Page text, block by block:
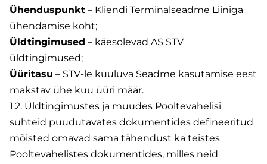
Ühenduspunkt – Kliendi Terminalseadme Liiniga
ühendamise koht;
Üldtingimused – käesolevad AS STV
üldtingimused;
Üüritasu – STV-le kuuluva Seadme kasutamise eest
makstav ühe kuu üüri määr.
1.2. Üldtingimustes ja muudes Pooltevahelisi
suhteid puudutavates dokumentides defineeritud
mõisted omavad sama tähendust ka teistes
Pooltevahelistes dokumentides, milles neid